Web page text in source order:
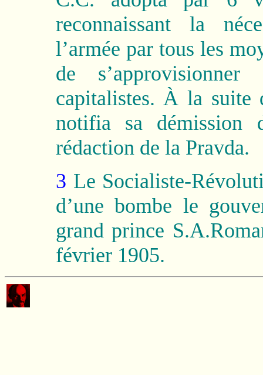
reconnaissant la
l’armée par tous les
de s’approvisionner
capitalistes. À la suite
notifia sa
rédaction de la Pravda.
3 Le Socialiste-
d’une bombe le
grand prince
février 1905.